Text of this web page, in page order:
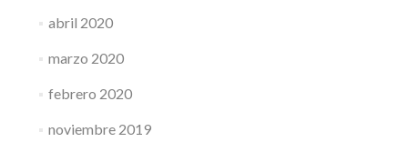
abril 2020
marzo 2020
febrero 2020
noviembre 2019